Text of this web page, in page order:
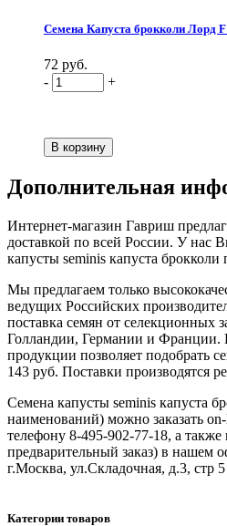
Семена Капуста брокколи Лорд
72 руб.
-
+
Дополнительная
Интернет-магазин Гавриш
доставкой по всей России. У нас
капусты seminis капуста брокколи
Мы предлагаем только
ведущих Российских
поставка семян от селекционных
Голландии, Германии и Франции.
продукции позволяет подобрать
143 руб. Поставки производятся
Семена капусты seminis капуста
наименований) можно заказать
телефону 8-495-902-77-18, а также
предварительный заказ) в нашем
г.Москва, ул.Складочная, д.3, стр 5
Категории товаров